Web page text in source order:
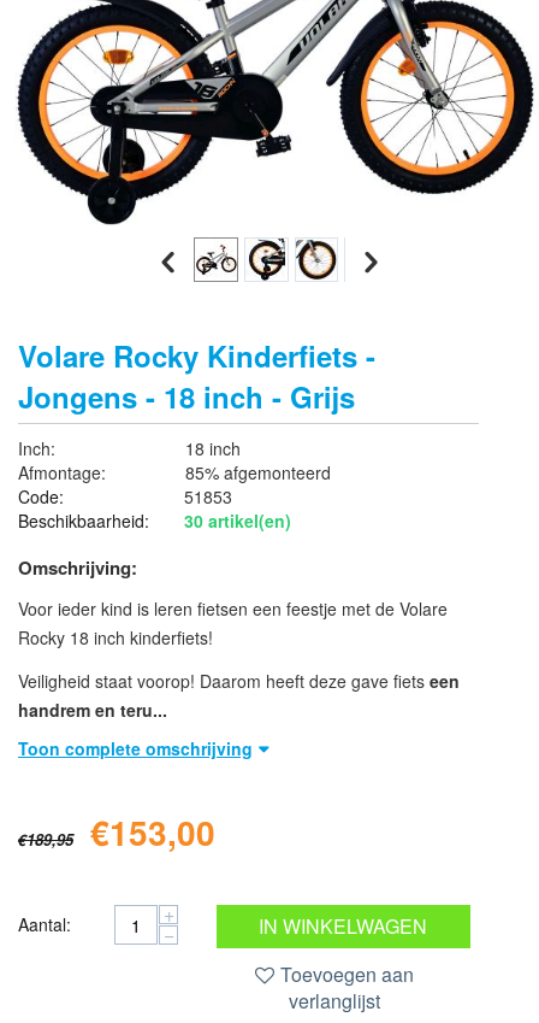
Volare Rocky Kinderfiets -
Jongens - 18 inch - Grijs
Inch:
18 inch
Afmontage:
85% afgemonteerd
Code:
51853
Beschikbaarheid:
30 artikel(en)
Omschrijving:
Voor ieder kind is leren fietsen een feestje met de Volare
Rocky 18 inch kinderfiets!
Veiligheid staat voorop! Daarom heeft deze gave fiets een
handrem en teru...
Toon complete omschrijving
€189,95 €153,00
Aantal: +
−
IN WINKELWAGEN
Toevoegen aan
verlanglijst